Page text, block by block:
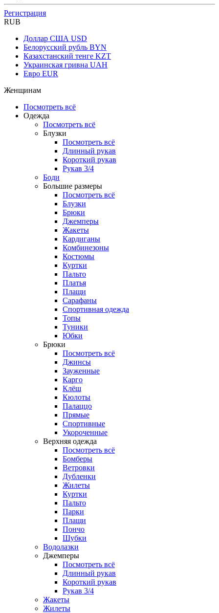
Регистрация
RUB
Доллар США USD
Белорусский рубль BYN
Казахстанский тенге KZT
Украинская гривна UAH
Евро EUR
Женщинам
Посмотреть всё
Одежда
Посмотреть всё
Блузки
Посмотреть всё
Длинный рукав
Короткий рукав
Рукав 3/4
Боди
Большие размеры
Посмотреть всё
Блузки
Брюки
Джемперы
Жакеты
Кардиганы
Комбинезоны
Костюмы
Куртки
Пальто
Платья
Плащи
Сарафаны
Спортивная одежда
Топы
Туники
Юбки
Брюки
Посмотреть всё
Джинсы
Зауженные
Карго
Клёш
Кюлоты
Палаццо
Прямые
Спортивные
Укороченные
Верхняя одежда
Посмотреть всё
Бомберы
Ветровки
Дубленки
Жилеты
Куртки
Пальто
Парки
Плащи
Пончо
Шубки
Водолазки
Джемперы
Посмотреть всё
Длинный рукав
Короткий рукав
Рукав 3/4
Жакеты
Жилеты